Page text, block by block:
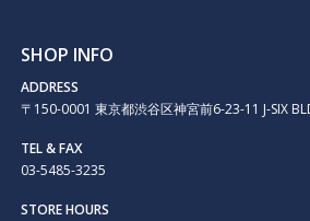
SHOP INFO
ADDRESS
〒150-0001 東京都渋谷区神宮前6-23-11 J-SIX
TEL & FAX
03-5485-3235
STORE HOURS